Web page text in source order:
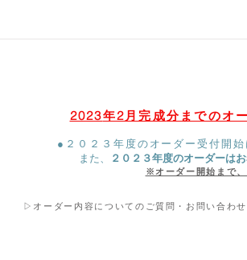
2023年2月完成分までのオ
●２ ０２３ 年度のオーダー受付開
​また、 ２０２３年度のオーダーは
​※オーダー開始まで
▷オーダー内容についてのご質問・お問い合わ